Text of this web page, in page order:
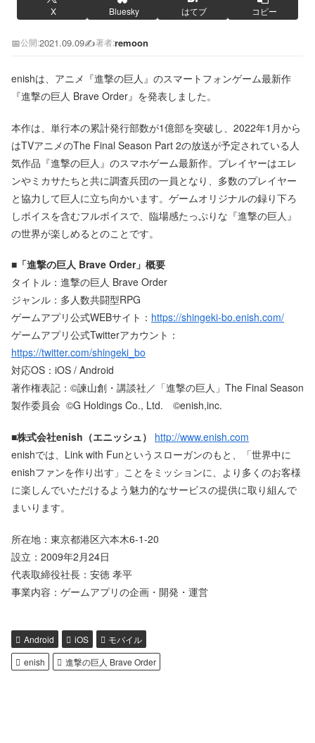
X Bluesky はてブ コピー
📅公開:2021.09.09✍️著者:remoon
enishは、アニメ『進撃の巨人』のスマートフォンゲーム最新作
『進撃の巨人 Brave Order』を発表しました。
本作は、単行本の累計発行部数が1億部を突破し、2022年1月から
はTVアニメのThe Final Season Part 2の放送が予定されている人
気作品『進撃の巨人』のスマホゲーム最新作。プレイヤーはエレ
ンやミカサたちと共に調査兵団の一員となり、多数のプレイヤー
と協力して巨人に立ち向かいます。ゲームオリジナルの録り下ろ
しボイスを含むフルボイスで、臨場感たっぷりな『進撃の巨人』
の世界が楽しめるとのことです。
■「進撃の巨人 Brave Order」概要
タイトル：進撃の巨人 Brave Order
ジャンル：多人数共闘型RPG
ゲームアプリ公式WEBサイト： https://shingeki-bo.enish.com/
ゲームアプリ公式Twitterアカウント：
https://twitter.com/shingeki_bo
対応OS：iOS / Android
著作権表記：©諫山創・講談社／「進撃の巨人」The Final Season
製作委員会 ©G Holdings Co., Ltd. ©enish,inc.
■株式会社enish（エニッシュ） http://www.enish.com
enishでは、Link with Funというスローガンのもと、「世界中に
enishファンを作り出す」ことをミッションに、より多くのお客様
に楽しんでいただけるよう魅力的なサービスの提供に取り組んで
まいります。
所在地：東京都港区六本木6-1-20
設立：2009年2月24日
代表取締役社長：安徳 孝平
事業内容：ゲームアプリの企画・開発・運営
Android iOS
モバイル
enish
進撃の巨人 Brave Order